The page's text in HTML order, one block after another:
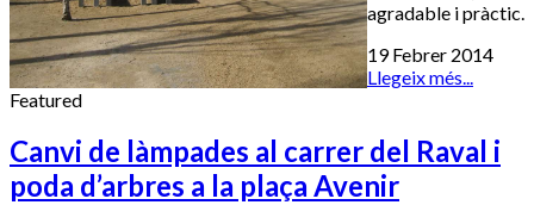
agradable i pràctic.
19 Febrer 2014
Llegeix més...
Featured
Canvi de làmpades al carrer del Raval i
poda d’arbres a la plaça Avenir